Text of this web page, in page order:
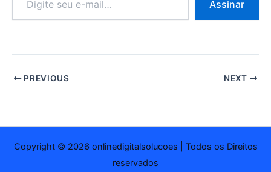
e-
Assinar
PREVIOUS NEXT
Copyright © 2026 onlinedigitalsolucoes | Todos os Direitos
reservados